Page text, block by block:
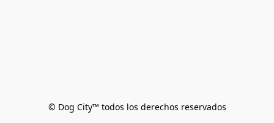
© Dog City™ todos los derechos reservados